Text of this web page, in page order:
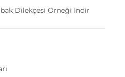
Dilekçesi Örneği İndir